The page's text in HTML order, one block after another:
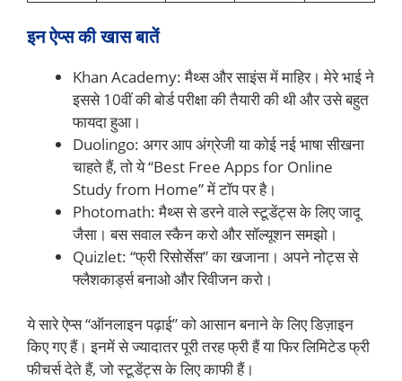
इन ऐप्स की खास बातें
Khan Academy: मैथ्स और साइंस में माहिर। मेरे भाई ने
इससे 10वीं की बोर्ड परीक्षा की तैयारी की थी और उसे बहुत
फायदा हुआ।
Duolingo: अगर आप अंग्रेजी या कोई नई भाषा सीखना
चाहते हैं, तो ये “Best Free Apps for Online
Study from Home” में टॉप पर है।
Photomath: मैथ्स से डरने वाले स्टूडेंट्स के लिए जादू
जैसा। बस सवाल स्कैन करो और सॉल्यूशन समझो।
Quizlet: “फ्री रिसोर्सेस” का खजाना। अपने नोट्स से
फ्लैशकार्ड्स बनाओ और रिवीजन करो।
ये सारे ऐप्स “ऑनलाइन पढ़ाई” को आसान बनाने के लिए डिज़ाइन
किए गए हैं। इनमें से ज्यादातर पूरी तरह फ्री हैं या फिर लिमिटेड फ्री
फीचर्स देते हैं, जो स्टूडेंट्स के लिए काफी हैं।